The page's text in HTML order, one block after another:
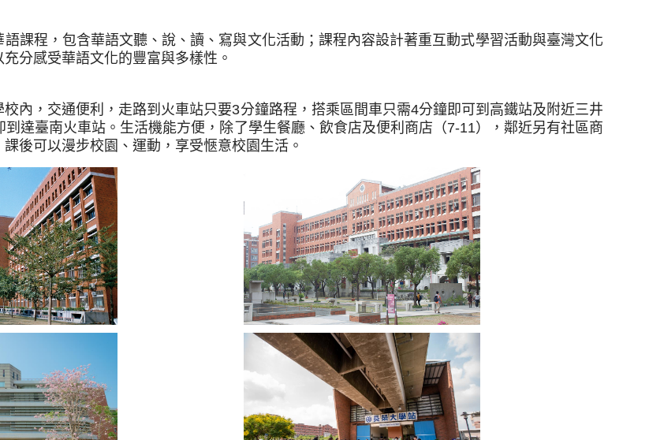
課程，包含華語文聽、說、讀、寫與文化活動；課程內容設計著重互動式學習活動與臺灣文化
分感受華語文化的豐富與多樣性。
內，交通便利，走路到火車站只要3分鐘路程，搭乘區間車只需4分鐘即可到高鐵站及附近三井
到達臺南火車站。生活機能方便，除了學生餐廳、飲食店及便利商店（7-11），鄰近另有社區商
後可以漫步校園、運動，享受愜意校園生活。